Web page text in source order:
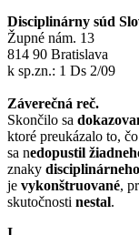
Disciplinárny súd
Župné nám. 13
814 90 Bratislava
k sp.zn.: 1 Ds 2/09
Záverečná reč.
Skončilo sa
ktoré preukázalo to,
sa nedopustil
znaky
je vykonštruované,
skutočnosti nestal.